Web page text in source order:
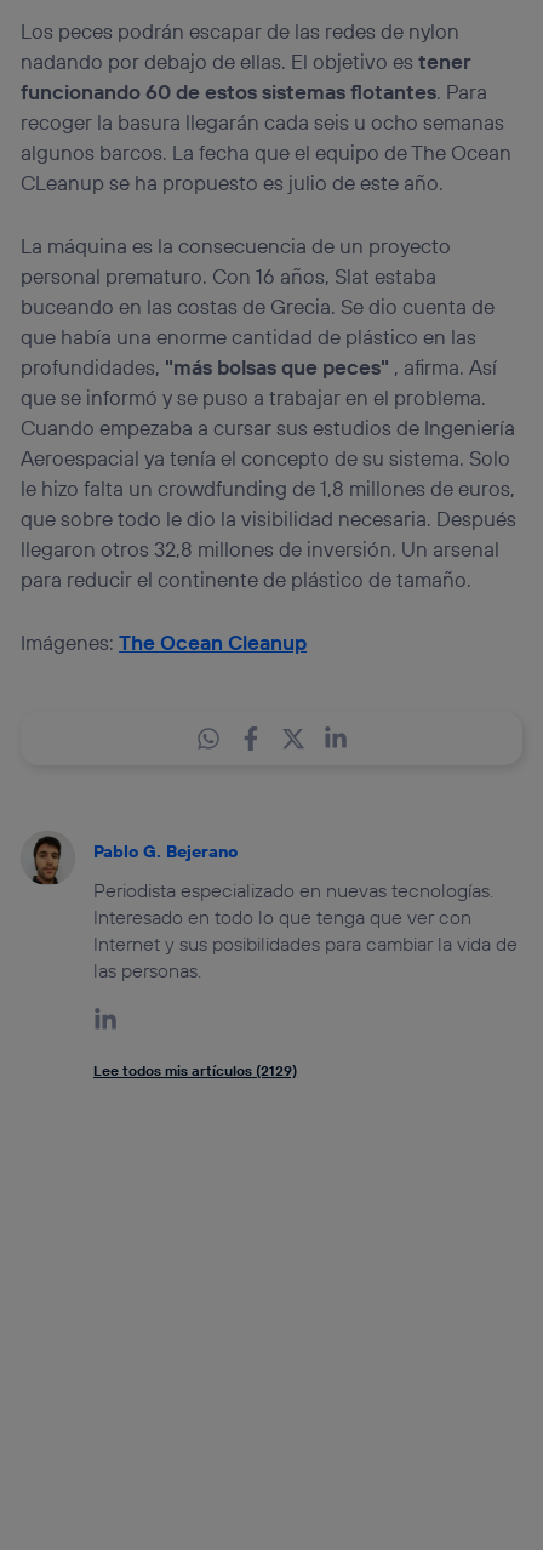
Los peces podrán escapar de las redes de nylon
nadando por debajo de ellas. El objetivo estener
funcionando 60 de estos sistemas flotantes. Para
recoger la basura llegarán cada seis u ocho semanas
algunos barcos. La fecha que el equipo de The Ocean
CLeanup se ha propuesto es julio de este año.
La máquina es la consecuencia de un proyecto
personal prematuro. Con 16 años, Slat estaba
buceando en las costas de Grecia. Se dio cuenta de
que había una enorme cantidad de plástico en las
profundidades, "más bolsas que peces" , afirma. Así
que se informó y se puso a trabajar en el problema.
Cuando empezaba a cursar sus estudios de Ingeniería
Aeroespacial ya tenía el concepto de su sistema. Solo
le hizo falta un crowdfunding de 1,8 millones de euros,
que sobre todo le dio la visibilidad necesaria. Después
llegaron otros 32,8 millones de inversión. Un arsenal
para reducir el continente de plástico de tamaño.
Imágenes:The Ocean Cleanup
Pablo G. Bejerano
Periodista especializado en nuevas tecnologías.
Interesado en todo lo que tenga que ver con
Internet y sus posibilidades para cambiar la vida de
las personas.
Lee todos mis artículos (2129)